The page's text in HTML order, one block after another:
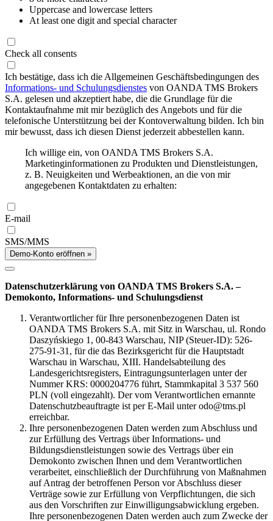
Uppercase and lowercase letters
At least one digit and special character
Check all consents
Ich bestätige, dass ich die Allgemeinen Geschäftsbedingungen des
Informations- und Schulungsdienstes von OANDA TMS Brokers
S.A. gelesen und akzeptiert habe, die die Grundlage für die
Kontaktaufnahme mit mir bezüglich des Angebots und für die
telefonische Unterstützung bei der Kontoverwaltung bilden. Ich bin
mir bewusst, dass ich diesen Dienst jederzeit abbestellen kann.
Ich willige ein, von OANDA TMS Brokers S.A.
Marketinginformationen zu Produkten und Dienstleistungen,
z. B. Neuigkeiten und Werbeaktionen, an die von mir
angegebenen Kontaktdaten zu erhalten:
E-mail
SMS/MMS
Demo-Konto eröffnen »
Datenschutzerklärung von OANDA TMS Brokers S.A. –
Demokonto, Informations- und Schulungsdienst
Verantwortlicher für Ihre personenbezogenen Daten ist
OANDA TMS Brokers S.A. mit Sitz in Warschau, ul. Rondo
Daszyńskiego 1, 00-843 Warschau, NIP (Steuer-ID): 526-
275-91-31, für die das Bezirksgericht für die Hauptstadt
Warschau in Warschau, XIII. Handelsabteilung des
Landesgerichtsregisters, Eintragungsunterlagen unter der
Nummer KRS: 0000204776 führt, Stammkapital 3 537 560
PLN (voll eingezahlt). Der vom Verantwortlichen ernannte
Datenschutzbeauftragte ist per E-Mail unter odo@tms.pl
erreichbar.
Ihre personenbezogenen Daten werden zum Abschluss und
zur Erfüllung des Vertrags über Informations- und
Bildungsdienstleistungen sowie des Vertrags über ein
Demokonto zwischen Ihnen und dem Verantwortlichen
verarbeitet, einschließlich der Durchführung von Maßnahmen
auf Antrag der betroffenen Person vor Abschluss dieser
Verträge sowie zur Erfüllung von Verpflichtungen, die sich
aus den Vorschriften zur Einwilligungsabwicklung ergeben.
Ihre personenbezogenen Daten werden auch zum Zwecke der